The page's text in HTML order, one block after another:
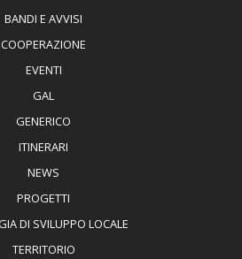
BANDI E AVVISI
COOPERAZIONE
EVENTI
GAL
GENERICO
ITINERARI
NEWS
PROGETTI
DI SVILUPPO LOCALE
TERRITORIO